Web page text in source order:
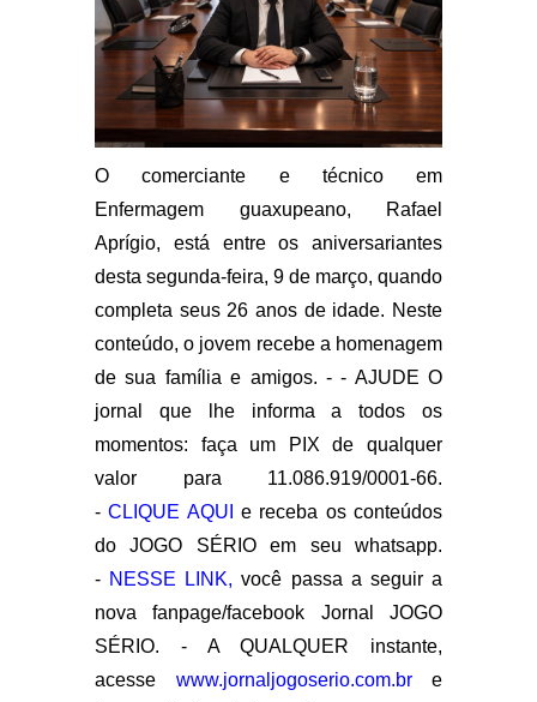
O comerciante e técnico em
Enfermagem guaxupeano, Rafael
Aprígio, está entre os aniversariantes
desta segunda-feira, 9 de março, quando
completa seus 26 anos de idade. Neste
conteúdo, o jovem recebe a homenagem
de sua família e amigos. - - AJUDE O
jornal que lhe informa a todos os
momentos: faça um PIX de qualquer
valor para 11.086.919/0001-66.
-CLIQUE AQUI
e receba os conteúdos
do JOGO SÉRIO em seu whatsapp.
- NESSE LINK, você passa a seguir a
nova fanpage/facebook Jornal JOGO
SÉRIO. - A QUALQUER instante,
acesse www.jornaljogoserio.com.bre